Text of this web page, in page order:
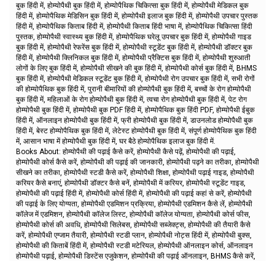
बुक हिंदी में, होम्योपैथी बुक हिंदी में, होम्योपैथिक चिकित्सा बुक हिंदी में, होम्योपैथी मेडिकल बुक
हिंदी में, होम्योपैथिक मेडिसिन बुक हिंदी में, होम्योपैथी इलाज बुक हिंदी में, होम्योपैथी उपचार पुस्तक
हिंदी में, होम्योपैथिक किताब हिंदी में, होम्योपैथी किताब हिंदी भाषा में, होम्योपैथिक चिकित्सा हिंदी
पुस्तक, होम्योपैथी स्वास्थ्य बुक हिंदी में, होम्योपैथिक घरेलू उपचार बुक हिंदी में, होम्योपैथी गाइड
बुक हिंदी में, होम्योपैथी रेफरेंस बुक हिंदी में, होम्योपैथी स्टूडेंट बुक हिंदी में, होम्योपैथी डॉक्टर बुक
हिंदी में, होम्योपैथी क्लिनिकल बुक हिंदी में, होम्योपैथी प्रैक्टिस बुक हिंदी में, होम्योपैथी शुरुआती
लोगों के लिए बुक हिंदी में, होम्योपैथी सीखने की बुक हिंदी में, होम्योपैथी कोर्स बुक हिंदी में, BHMS
बुक हिंदी में, होम्योपैथी मेडिकल स्टूडेंट बुक हिंदी में, होम्योपैथी रोग उपचार बुक हिंदी में, सभी रोगों
की होम्योपैथिक बुक हिंदी में, पुरानी बीमारियों की होम्योपैथी बुक हिंदी में, बच्चों के रोग होम्योपैथी
बुक हिंदी में, महिलाओं के रोग होम्योपैथी बुक हिंदी में, त्वचा रोग होम्योपैथी बुक हिंदी में, पेट रोग
होम्योपैथी बुक हिंदी में, होम्योपैथी बुक PDF हिंदी में, होम्योपैथिक बुक हिंदी PDF, होम्योपैथी ईबुक
हिंदी में, ऑनलाइन होम्योपैथी बुक हिंदी में, फ्री होम्योपैथी बुक हिंदी में, डाउनलोड होम्योपैथी बुक
हिंदी में, बेस्ट होम्योपैथिक बुक हिंदी में, लेटेस्ट होम्योपैथी बुक हिंदी में, संपूर्ण होम्योपैथिक बुक हिंदी
में, आसान भाषा में होम्योपैथी बुक हिंदी में, घर बैठे होम्योपैथिक इलाज बुक हिंदी में.
Books About: होम्योपैथी की पढ़ाई कैसे करें, होम्योपैथी कैसे पढ़ें, होम्योपैथी की पढ़ाई,
होम्योपैथी कोर्स कैसे करें, होम्योपैथी की पढ़ाई की जानकारी, होम्योपैथी पढ़ने का तरीका, होम्योपैथी
सीखने का तरीका, होम्योपैथी स्टडी कैसे करें, होम्योपैथी शिक्षा, होम्योपैथी पढ़ाई गाइड, होम्योपैथी
करियर कैसे बनाएं, होम्योपैथी डॉक्टर कैसे बनें, होम्योपैथी में करियर, होम्योपैथी स्टूडेंट गाइड,
होम्योपैथी की पढ़ाई हिंदी में, होम्योपैथी कोर्स हिंदी में, होम्योपैथी की पढ़ाई कहां से करें, होम्योपैथी
की पढ़ाई के लिए योग्यता, होम्योपैथी एडमिशन प्रक्रिया, होम्योपैथी एडमिशन कैसे लें, होम्योपैथी
कॉलेज में एडमिशन, होम्योपैथी कॉलेज लिस्ट, होम्योपैथी कॉलेज योग्यता, होम्योपैथी कोर्स फीस,
होम्योपैथी कोर्स की अवधि, होम्योपैथी सिलेबस, होम्योपैथी सब्जेक्ट्स, होम्योपैथी की तैयारी कैसे
करें, होम्योपैथी एग्जाम तैयारी, होम्योपैथी स्टडी प्लान, होम्योपैथी नोट्स हिंदी में, होम्योपैथी बुक्स,
होम्योपैथी की किताबें हिंदी में, होम्योपैथी स्टडी मटेरियल, होम्योपैथी ऑनलाइन कोर्स, ऑनलाइन
होम्योपैथी पढ़ाई, होम्योपैथी डिस्टेंस एजुकेशन, होम्योपैथी की पढ़ाई ऑनलाइन, BHMS कैसे करें,